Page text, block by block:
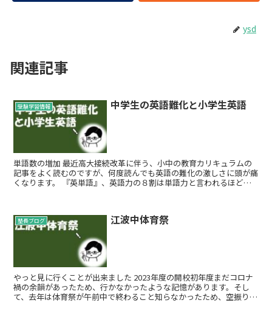
ysd
関連記事
受験学習情報 中学生の英語難化と小学生英語
単語数の増加 最近高大接続改革に伴う、小中の教育カリキュラムの
記事をよく読むのですが、何度読んでも英語の難化の激しさに頭が痛
くなります。 『英単語』、英語力の８割は単語力と言われるほど重
塾長ブログ 江波中体育祭
やっと見に行くことが出来ました 2023年度の開校初年度まだコロナ
禍の余韻があったため、行かなかったような記憶があります。そし
て、去年は体育祭が午前中で終わること知らなかったため、空振りに